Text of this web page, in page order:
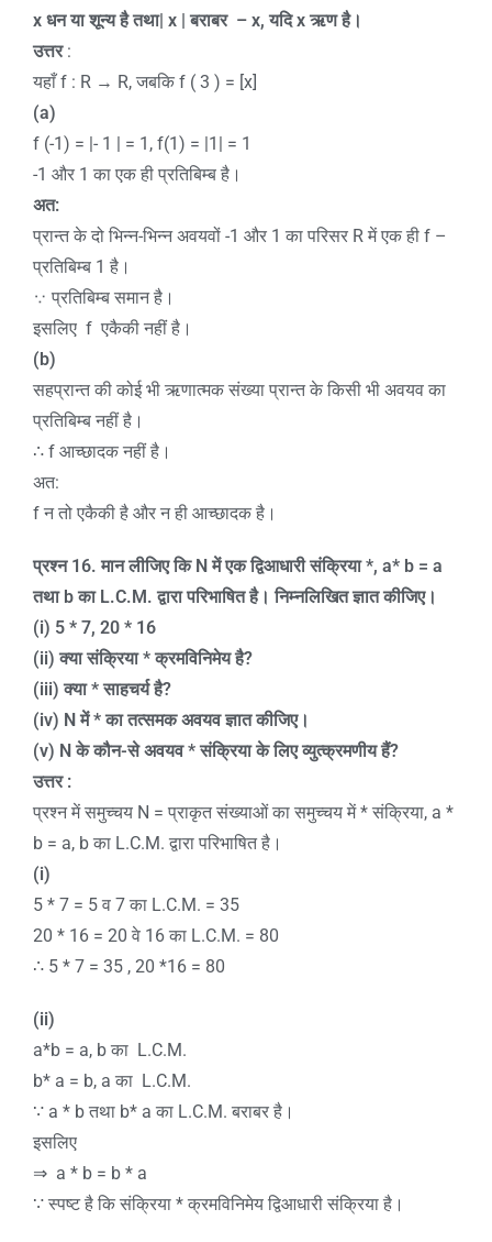
x धन या शून्य है तथा| x |बराबर– x,यदिxऋण है।
उत्तर:
यहाँ f : R → R, जबकि f ( 3 ) = [x]
(a)
f (-1) = |- 1 | = 1, f(1) = |1| = 1
-1 और 1 का एक ही प्रतिबिम्ब है।
अत:
प्रान्त के दो भिन्न-भिन्न अवयवों -1 और 1 का परिसर R में एक ही f –
प्रतिबिम्ब 1 है।
∵ प्रतिबिम्ब समान है।
इसलिए f एकैकी नहीं है।
(b)
सहप्रान्त की कोई भी ऋणात्मक संख्या प्रान्त के किसी भी अवयव का
प्रतिबिम्ब नहीं है।
∴ f आच्छादक नहीं है।
अत:
f न तो एकैकी है और न ही आच्छादक है।
प्रश्न 16.मान लीजिए कि Nमें एक द्विआधारी संक्रिया *, a* b = a
तथा bका L.C.M.द्वारा परिभाषित है। निम्नलिखित ज्ञात कीजिए।
(i) 5 * 7, 20 * 16
(ii)क्या संक्रिया * क्रमविनिमेय है?
(iii)क्या * साहचर्य है?
(iv) Nमें * का तत्समक अवयव ज्ञात कीजिए।
(v) Nके कौन-से अवयव * संक्रिया के लिए व्युत्क्रमणीय हैं?
उत्तर :
प्रश्न में समुच्चय N = प्राकृत संख्याओं का समुच्चय में * संक्रिया, a *
b = a, b का L.C.M. द्वारा परिभाषित है।
(i)
5 * 7 = 5 व 7 का L.C.M. = 35
20 * 16 = 20 वे 16 का L.C.M. = 80
∴ 5 * 7 = 35 , 20 *16 = 80
(ii)
a*b = a, b का L.C.M.
b* a = b, a का L.C.M.
∵ a * b तथा b* a का L.C.M. बराबर है।
इसलिए
⇒ a * b = b * a
∵ स्पष्ट है कि संक्रिया * क्रमविनिमेय द्विआधारी संक्रिया है।